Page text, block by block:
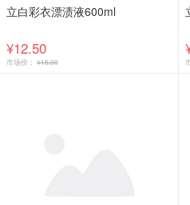
立白彩衣漂渍液600ml
¥12.50
市场价： ¥15.00